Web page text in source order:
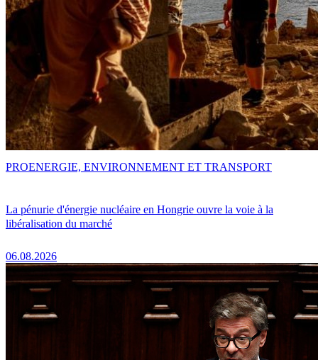
La pénurie d'énergie nucléaire en Hongrie ouvre la voie à la
libéralisation du marché
06.08.2026
PROENERGIE, ENVIRONNEMENT ET TRANSPORT